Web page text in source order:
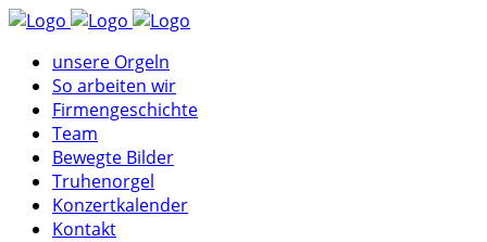
unsere Orgeln
So arbeiten wir
Firmengeschichte
Team
Bewegte Bilder
Truhenorgel
Konzertkalender
Kontakt